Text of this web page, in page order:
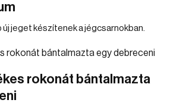
új jeget készítenek a jégcsarnokban.
rokonát bántalmazta